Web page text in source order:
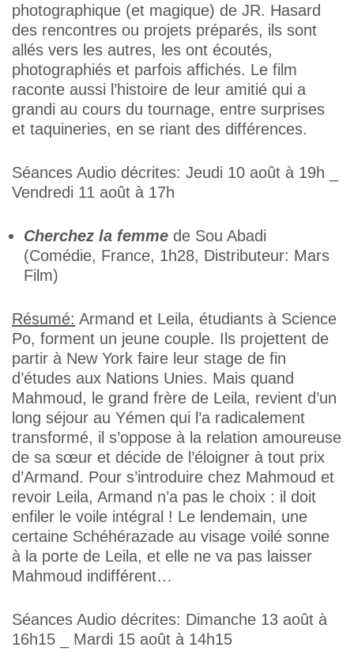
photographique (et magique) de JR. Hasard
des rencontres ou projets préparés, ils sont
allés vers les autres, les ont écoutés,
photographiés et parfois affichés. Le film
raconte aussi l’histoire de leur amitié qui a
grandi au cours du tournage, entre surprises
et taquineries, en se riant des différences.
Séances Audio décrites: Jeudi 10 août à 19h _
Vendredi 11 août à 17h
Cherchez la femme de Sou Abadi
(Comédie, France, 1h28, Distributeur: Mars
Film)
Résumé: Armand et Leila, étudiants à Science
Po, forment un jeune couple. Ils projettent de
partir à New York faire leur stage de fin
d’études aux Nations Unies. Mais quand
Mahmoud, le grand frère de Leila, revient d’un
long séjour au Yémen qui l’a radicalement
transformé, il s’oppose à la relation amoureuse
de sa sœur et décide de l’éloigner à tout prix
d’Armand. Pour s’introduire chez Mahmoud et
revoir Leila, Armand n’a pas le choix : il doit
enfiler le voile intégral ! Le lendemain, une
certaine Schéhérazade au visage voilé sonne
à la porte de Leila, et elle ne va pas laisser
Mahmoud indifférent…
Séances Audio décrites: Dimanche 13 août à
16h15 _ Mardi 15 août à 14h15